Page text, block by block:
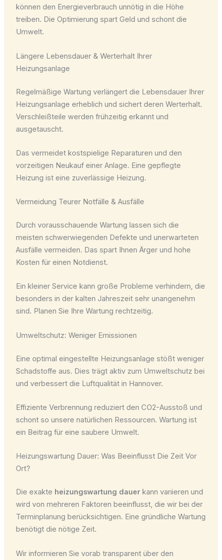
können den Energieverbrauch unnötig in die Höhe
treiben. Die Optimierung spart Geld und schont die
Umwelt.
Längere Lebensdauer & Werterhalt Ihrer
Heizungsanlage
Regelmäßige Wartung verlängert die Lebensdauer Ihrer
Heizungsanlage erheblich und sichert deren Werterhalt.
Verschleißteile werden frühzeitig erkannt und
ausgetauscht.
Das vermeidet kostspielige Reparaturen und den
vorzeitigen Neukauf einer Anlage. Eine gepflegte
Heizung ist eine zuverlässige Heizung.
Vermeidung Teurer Notfälle & Ausfälle
Durch vorausschauende Wartung lassen sich die
meisten schwerwiegenden Defekte und unerwarteten
Ausfälle vermeiden. Das spart Ihnen Ärger und hohe
Kosten für einen Notdienst.
Ein kleiner Service kann große Probleme verhindern, die
besonders in der kalten Jahreszeit sehr unangenehm
sind. Planen Sie Ihre Wartung rechtzeitig.
Umweltschutz: Weniger Emissionen
Eine optimal eingestellte Heizungsanlage stößt weniger
Schadstoffe aus. Dies trägt aktiv zum Umweltschutz bei
und verbessert die Luftqualität in Hannover.
Effiziente Verbrennung reduziert den CO2-Ausstoß und
schont so unsere natürlichen Ressourcen. Wartung ist
ein Beitrag für eine saubere Umwelt.
Heizungswartung Dauer: Was Beeinflusst Die Zeit Vor
Ort?
Die exakte heizungswartung dauerkann variieren und
wird von mehreren Faktoren beeinflusst, die wir bei der
Terminplanung berücksichtigen. Eine gründliche Wartung
benötigt die nötige Zeit.
Wir informieren Sie vorab transparent über den